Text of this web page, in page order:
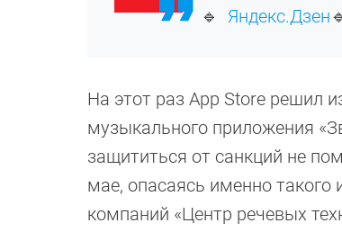
🔹 Яндекс.Дзен
На этот раз App Store решил
музыкального приложения
защититься от санкций не
мае, опасаясь именно такого
компаний «Центр речевых